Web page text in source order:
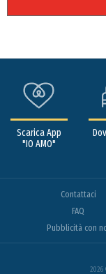
Scarica App
"IO AMO"
Contattaci
FAQ
Pubblicità con
2026